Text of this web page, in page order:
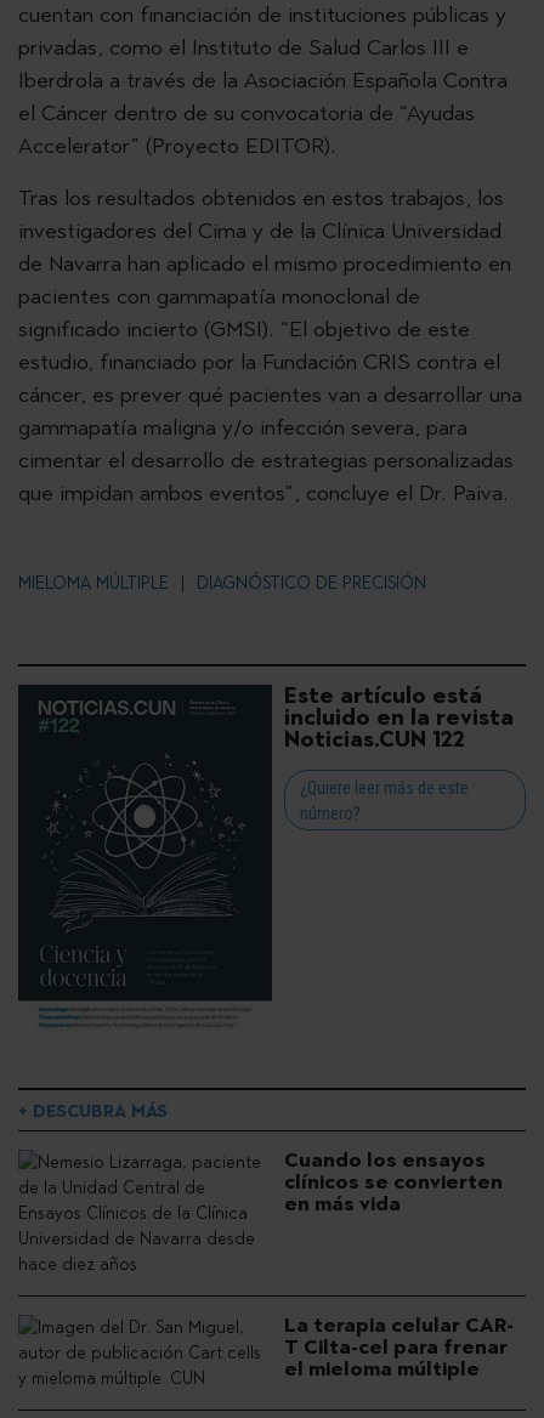
cuentan con financiación de instituciones públicas y
privadas, como el Instituto de Salud Carlos III e
Iberdrola a través de la Asociación Española Contra
el Cáncer dentro de su convocatoria de “Ayudas
Accelerator” (Proyecto EDITOR).
Tras los resultados obtenidos en estos trabajos, los
investigadores del Cima y de la Clínica Universidad
de Navarra han aplicado el mismo procedimiento en
pacientes con gammapatía monoclonal de
significado incierto (GMSI). “El objetivo de este
estudio, financiado por la Fundación CRIS contra el
cáncer, es prever qué pacientes van a desarrollar una
gammapatía maligna y/o infección severa, para
cimentar el desarrollo de estrategias personalizadas
que impidan ambos eventos”, concluye el Dr. Paiva.
MIELOMA MÚLTIPLE DIAGNÓSTICO DE PRECISIÓN
Este artículo está
incluido en la revista
Noticias.CUN 122
¿Quiere leer más de este
número?
+ DESCUBRA MÁS
Cuando los ensayos
clínicos se convierten
en más vida
La terapia celular CAR-
T Cilta-cel para frenar
el mieloma múltiple